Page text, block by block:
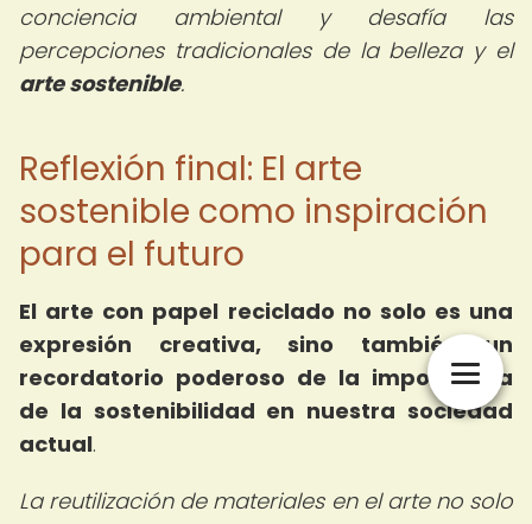
conciencia ambiental y desafía las
percepciones tradicionales de la belleza y el
arte sostenible.
Reflexión final: El arte
sostenible como inspiración
para el futuro
El arte con papel reciclado no solo es una
expresión creativa, sino también un
recordatorio poderoso de la importancia
de la sostenibilidad en nuestra sociedad
actual.
La reutilización de materiales en el arte no solo